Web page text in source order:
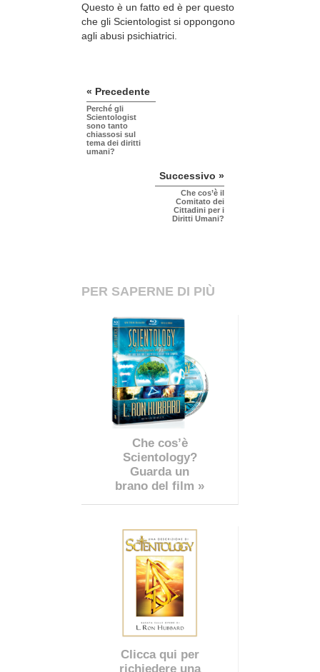
Questo è un fatto ed è per questo
che gli Scientologist si oppongono
agli abusi psichiatrici.
« Precedente
Perché gli
Scientologist
sono tanto
chiassosi sul
tema dei diritti
umani?
Successivo »
Che cos’è il
Comitato dei
Cittadini per i
Diritti Umani?
PER SAPERNE DI PIÙ
Che cos’è
Scientology?
Guarda un
brano del film »
Clicca qui per
richiedere una